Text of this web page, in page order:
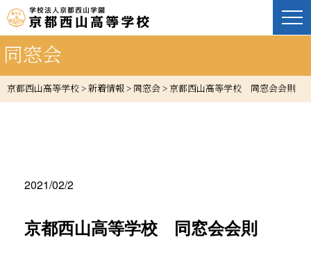
同窓会
京都西山高等学校 > 新着情報 > 同窓会 > 京都西山高等学校 同窓会会則
2021/02/2
京都西山高等学校 同窓会会則